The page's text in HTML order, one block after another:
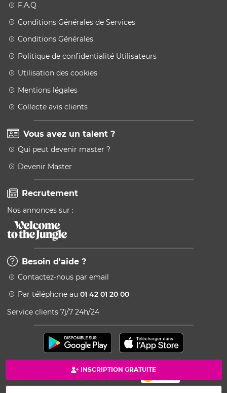
INSCRIPTION GRATUITE
F.A.Q
Conditions Générales de Services
Conditions Générales
Politique de confidentialité Utilisateurs
Utilisation des cookies
Mentions légales
Collecte avis clients
Vous avez un talent ?
Qui peut devenir master ?
Devenir Master
Recrutement
Nos annonces sur :
Besoin d'aide ?
Contactez-nous par email
Par téléphone au 01 42 01 20 00
Service clients 7j/7 24h/24
Paiement 100% sécurisé